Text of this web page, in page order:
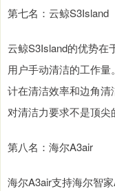
第七名：云鲸S3Island
云鲸S3Island的优势在
用户手动清洁的工作
计在清洁效率和边角清
对清洁力要求不是顶尖
第八名：海尔A3air
海尔A3air支持海尔智